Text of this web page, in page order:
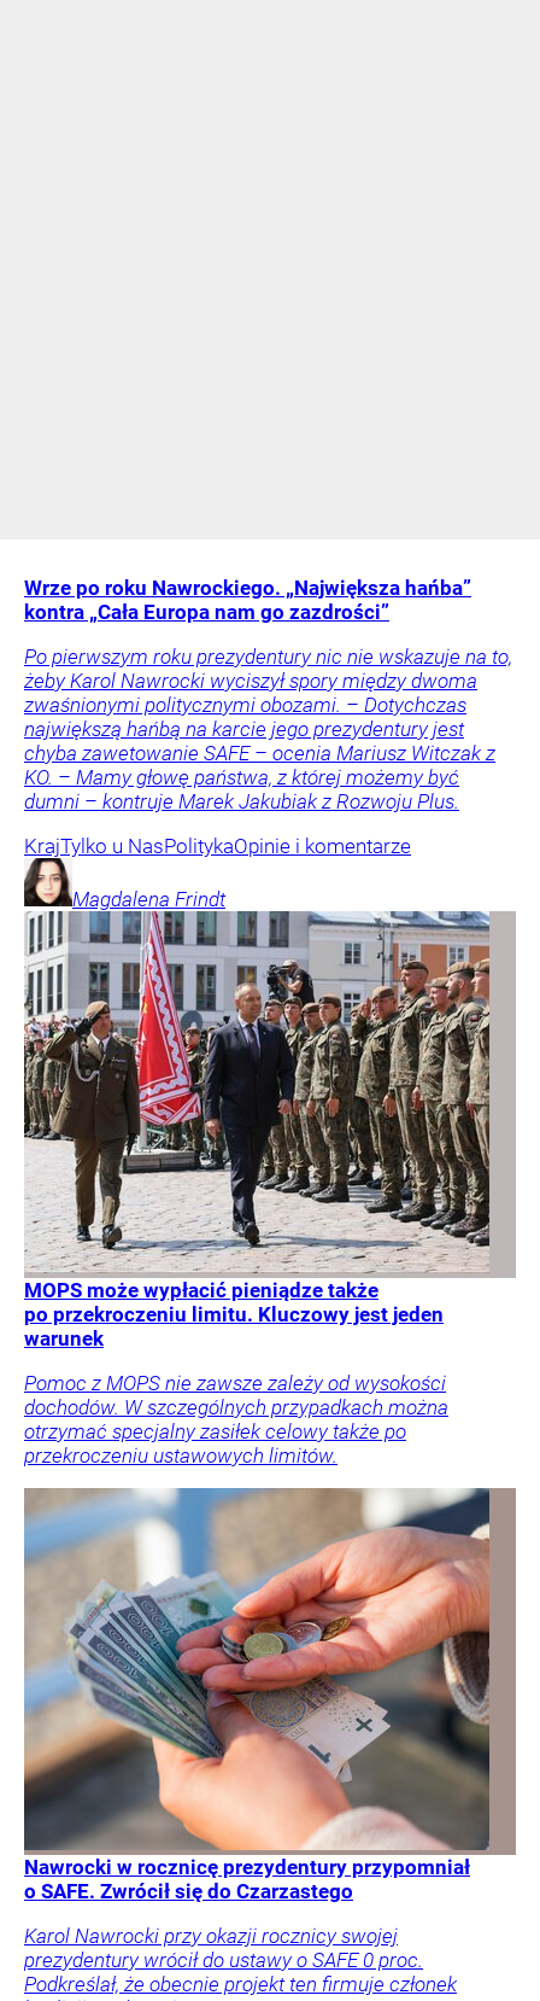
Wrze po roku Nawrockiego. „Największa hańba”
kontra „Cała Europa nam go zazdrości”
Po pierwszym roku prezydentury nic nie wskazuje na to,
żeby Karol Nawrocki wyciszył spory między dwoma
zwaśnionymi politycznymi obozami. – Dotychczas
największą hańbą na karcie jego prezydentury jest
chyba zawetowanie SAFE – ocenia Mariusz Witczak z
KO. – Mamy głowę państwa, z której możemy być
dumni – kontruje Marek Jakubiak z Rozwoju Plus.
KrajTylko u NasPolitykaOpinie i komentarze
Magdalena Frindt
MOPS może wypłacić pieniądze także
po przekroczeniu limitu. Kluczowy jest jeden
warunek
Pomoc z MOPS nie zawsze zależy od wysokości
dochodów. W szczególnych przypadkach można
otrzymać specjalny zasiłek celowy także po
przekroczeniu ustawowych limitów.
Nawrocki w rocznicę prezydentury przypomniał
o SAFE. Zwrócił się do Czarzastego
Karol Nawrocki przy okazji rocznicy swojej
prezydentury wrócił do ustawy o SAFE 0 proc.
Podkreślał, że obecnie projekt ten firmuje członek